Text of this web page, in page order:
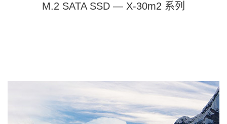
M.2 SATA SSD — X-30m2 系列